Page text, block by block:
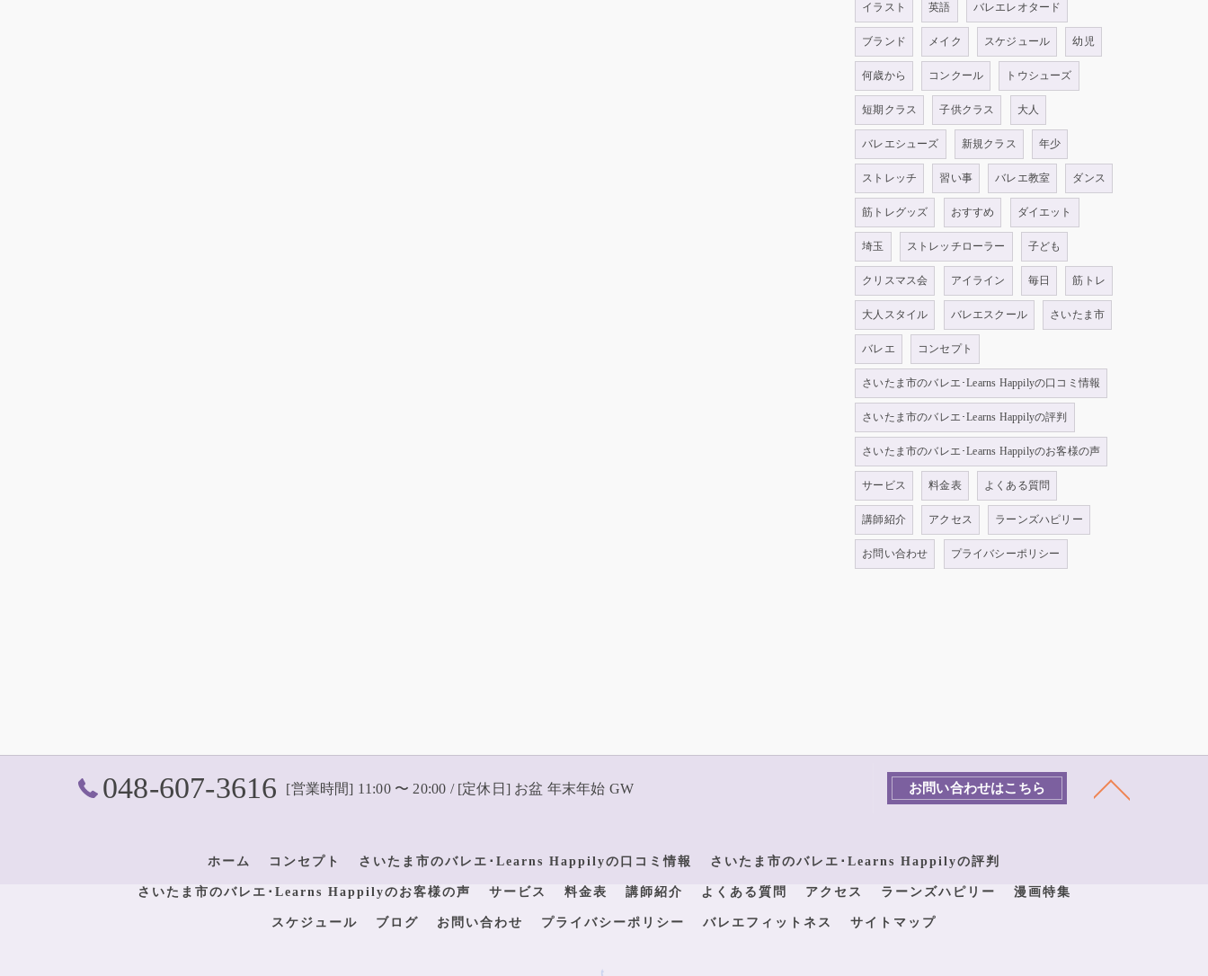
イラスト 英語 バレエレオタード
ブランド メイク スケジュール 幼児
何歳から コンクール トウシューズ
短期クラス 子供クラス 大人
バレエシューズ 新規クラス 年少
ストレッチ 習い事 バレエ教室 ダンス
筋トレグッズ おすすめ ダイエット
埼玉 ストレッチローラー 子ども
クリスマス会 アイライン 毎日 筋トレ
大人スタイル バレエスクール さいたま市
バレエ コンセプト
さいたま市のバレエ･Learns Happilyの口コミ情報
さいたま市のバレエ･Learns Happilyの評判
さいたま市のバレエ･Learns Happilyのお客様の声
サービス 料金表 よくある質問
講師紹介 アクセス ラーンズハピリー
お問い合わせ プライバシーポリシー
048-607-3616 [営業時間] 11:00 〜 20:00 / [定休日] お盆 年末年始 GW お問い合わせはこちら
ホーム コンセプト さいたま市のバレエ･Learns Happilyの口コミ情報 さいたま市のバレエ･Learns Happilyの評判
さいたま市のバレエ･Learns Happilyのお客様の声 サービス 料金表 講師紹介 よくある質問 アクセス ラーンズハピリー 漫画特集
スケジュール ブログ お問い合わせ プライバシーポリシー バレエフィットネス サイトマップ